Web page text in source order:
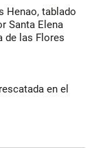
Henao, tablado
Santa Elena
de las Flores
en el